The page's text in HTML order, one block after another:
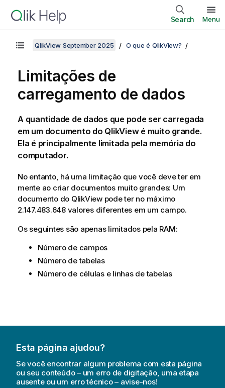
Search Menu
QlikView September 2025 O que é QlikView?
Limitações de
carregamento de dados
A quantidade de dados que pode ser carregada
em um documento do QlikViewé muito grande.
Ela é principalmente limitada pela memória do
computador.
No entanto, há uma limitação que você deve ter em
mente ao criar documentos muito grandes: Um
documento do QlikViewpode ter no máximo
2.147.483.648 valores diferentes em um campo.
Os seguintes são apenas limitados pela RAM:
Número de campos
Número de tabelas
Número de células e linhas de tabelas
Esta página ajudou?
Se você encontrar algum problema com esta página
ou seu conteúdo – um erro de digitação, uma etapa
ausente ou um erro técnico – avise-nos!